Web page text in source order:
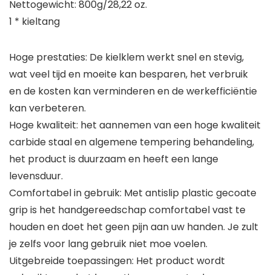
Nettogewicht: 800g/28,22 oz.
1 * kieltang
Hoge prestaties: De kielklem werkt snel en stevig,
wat veel tijd en moeite kan besparen, het verbruik
en de kosten kan verminderen en de werkefficiëntie
kan verbeteren.
Hoge kwaliteit: het aannemen van een hoge kwaliteit
carbide staal en algemene tempering behandeling,
het product is duurzaam en heeft een lange
levensduur.
Comfortabel in gebruik: Met antislip plastic gecoate
grip is het handgereedschap comfortabel vast te
houden en doet het geen pijn aan uw handen. Je zult
je zelfs voor lang gebruik niet moe voelen.
Uitgebreide toepassingen: Het product wordt